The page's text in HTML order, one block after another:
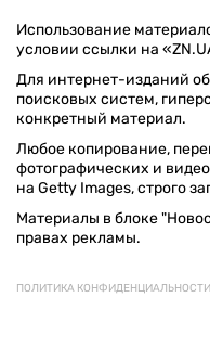
Использование
условии ссылки на
Для интернет-изданий
поисковых систем,
конкретный материал.
Любое копирование,
фотографических и
на Getty Images, строго
Материалы в блоке
правах рекламы.
ПОЛИТИКА КОНФИДЕНЦИАЛЬНОСТИ
© 1994–2026 «ЗЕРКАЛО НЕДЕЛИ.